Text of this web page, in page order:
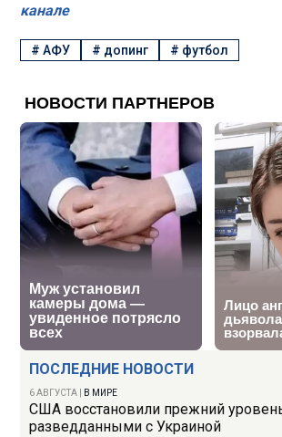
ПОСЛЕДНИЕ НОВОСТИ
6 АВГУСТА В МИРЕ
США восстановили прежний
разведданными с Украиной
канале
#АФУ # допинг # футбол